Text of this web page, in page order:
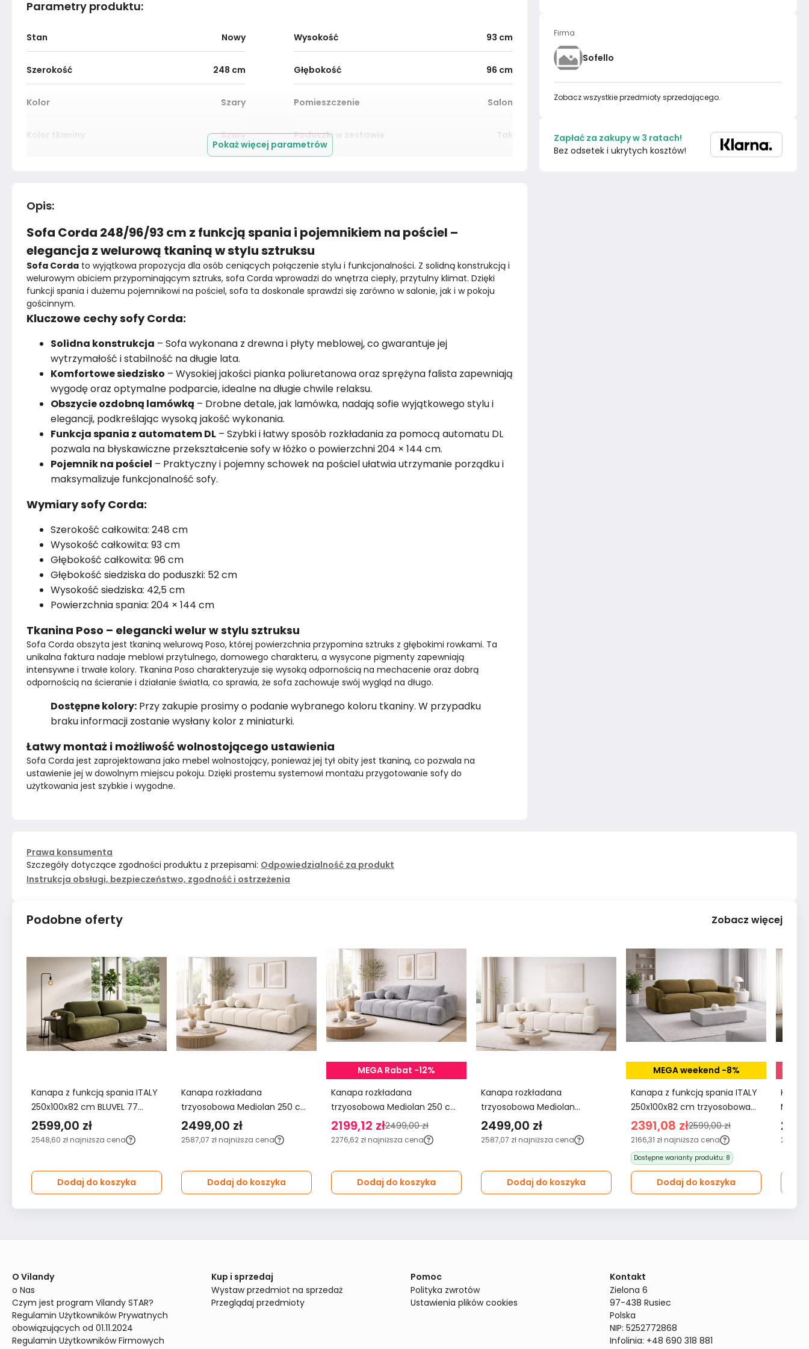
Parametry produktu:
Stan Nowy Wysokość 93 cm
Szerokość 248 cm Głębokość 96 cm
Kolor Szary Pomieszczenie Salon
Kolor tkaniny Szary Poduszki w zestawie Tak
Wysokość boczka
Rodzaj tkaniny Sztruks Nóżki
Pomieszczenie Salon Marka Sofello
Montaż Rozłożony Rok produkcji 2024
Pokaż więcej parametrów
Opis:
Sofa Corda 248/96/93 cm z funkcją spania i pojemnikiem na pościel –
elegancja z welurową tkaniną w stylu sztruksu
Sofa Corda to wyjątkowa propozycja dla osób ceniących połączenie stylu i funkcjonalności. Z solidną konstrukcją i
welurowym obiciem przypominającym sztruks, sofa Corda wprowadzi do wnętrza ciepły, przytulny klimat. Dzięki
funkcji spania i dużemu pojemnikowi na pościel, sofa ta doskonale sprawdzi się zarówno w salonie, jak i w pokoju
gościnnym.
Kluczowe cechy sofy Corda:
Solidna konstrukcja – Sofa wykonana z drewna i płyty meblowej, co gwarantuje jej
wytrzymałość i stabilność na długie lata.
Komfortowe siedzisko – Wysokiej jakości pianka poliuretanowa oraz sprężyna falista zapewniają
wygodę oraz optymalne podparcie, idealne na długie chwile relaksu.
Obszycie ozdobną lamówką – Drobne detale, jak lamówka, nadają sofie wyjątkowego stylu i
elegancji, podkreślając wysoką jakość wykonania.
Funkcja spania z automatem DL – Szybki i łatwy sposób rozkładania za pomocą automatu DL
pozwala na błyskawiczne przekształcenie sofy w łóżko o powierzchni 204 × 144 cm.
Pojemnik na pościel – Praktyczny i pojemny schowek na pościel ułatwia utrzymanie porządku i
maksymalizuje funkcjonalność sofy.
Wymiary sofy Corda:
Szerokość całkowita: 248 cm
Wysokość całkowita: 93 cm
Głębokość całkowita: 96 cm
Głębokość siedziska do poduszki: 52 cm
Wysokość siedziska: 42,5 cm
Powierzchnia spania: 204 × 144 cm
Tkanina Poso – elegancki welur w stylu sztruksu
Sofa Corda obszyta jest tkaniną welurową Poso, której powierzchnia przypomina sztruks z głębokimi rowkami. Ta
unikalna faktura nadaje meblowi przytulnego, domowego charakteru, a wysycone pigmenty zapewniają
intensywne i trwałe kolory. Tkanina Poso charakteryzuje się wysoką odpornością na mechacenie oraz dobrą
odpornością na ścieranie i działanie światła, co sprawia, że sofa zachowuje swój wygląd na długo.
Dostępne kolory: Przy zakupie prosimy o podanie wybranego koloru tkaniny. W przypadku
braku informacji zostanie wysłany kolor z miniaturki.
Łatwy montaż i możliwość wolnostojącego ustawienia
Sofa Corda jest zaprojektowana jako mebel wolnostojący, ponieważ jej tył obity jest tkaniną, co pozwala na
ustawienie jej w dowolnym miejscu pokoju. Dzięki prostemu systemowi montażu przygotowanie sofy do
użytkowania jest szybkie i wygodne.
Firma
Sofello
Zobacz wszystkie przedmioty sprzedającego.
Zapłać za zakupy w 3 ratach!
Bez odsetek i ukrytych kosztów!
Prawa konsumenta
Szczegóły dotyczące zgodności produktu z przepisami: Odpowiedzialność za produkt
Instrukcja obsługi, bezpieczeństwo, zgodność i ostrzeżenia
Podobne oferty Zobacz więcej
Kanapa z funkcją spania ITALY
250x100x82 cm BLUVEL 77
trzyosobowa sofa rozkładana
khaki
2599,00 zł
2548,60 zł najniższa cena
Dodaj do koszyka
Kanapa rozkładana
trzyosobowa Mediolan 250 cm
BLUVEL 22 sofa z funkcją spania
velvet kremowa
2499,00 zł
2587,07 zł najniższa cena
Dodaj do koszyka
MEGA Rabat -12%
Kanapa rozkładana
trzyosobowa Mediolan 250 cm
BLUVEL 03 sofa z funkcją
spania szary velvet
2199,12 zł2499,00 zł
2276,62 zł najniższa cena
Dodaj do koszyka
Kanapa rozkładana
trzyosobowa Mediolan
250x112x90 cm LOOP 01 sofa z
funkcją spania ivory
2499,00 zł
2587,07 zł najniższa cena
Dodaj do koszyka
MEGA weekend -8%
Kanapa z funkcją spania ITALY
250x100x82 cm trzyosobowa
sofa rozkładana tkanina FLOW
14 oliwkowa
2391,08 zł2599,00 zł
2166,31 zł najniższa cena
Dostępne warianty produktu: 8
Dodaj do koszyka
2470,60
O Vilandy
o Nas
Czym jest program Vilandy STAR?
Regulamin Użytkowników Prywatnych
obowiązujących od 01.11.2024
Regulamin Użytkowników Firmowych
Kup i sprzedaj
Wystaw przedmiot na sprzedaż
Przeglądaj przedmioty
Pomoc
Polityka zwrotów
Ustawienia plików cookies
Kontakt
Zielona 6
97-438 Rusiec
Polska
NIP: 5252772868
Infolinia: +48 690 318 881